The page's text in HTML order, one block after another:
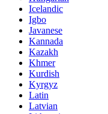
Icelandic
Igbo
Javanese
Kannada
Kazakh
Khmer
Kurdish
Kyrgyz
Latin
Latvian